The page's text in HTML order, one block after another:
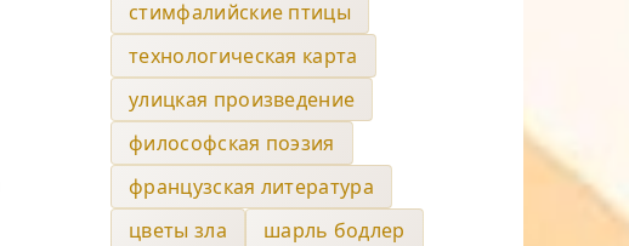
стимфалийские птицы
технологическая карта
улицкая произведение
философская поэзия
французская литература
цветы зла
шарль бодлер